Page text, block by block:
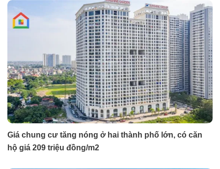
Giá chung cư tăng nóng ở hai thành phố lớn, có căn
hộ giá 209 triệu đồng/m2